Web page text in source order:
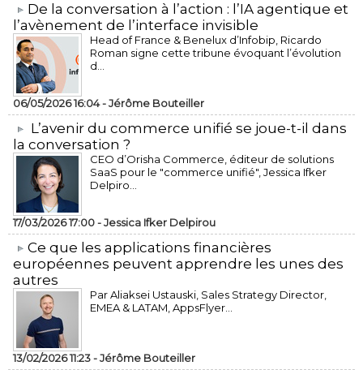
​De la conversation à l’action : l’IA agentique et
l’avènement de l’interface invisible
Head of France & Benelux d’Infobip, Ricardo
Roman signe cette tribune évoquant l’évolution
d...
06/05/2026 16:04 -Jérôme Bouteiller
L’avenir du commerce unifié se joue-t-il dans
la conversation ?
CEO d’Orisha Commerce, éditeur de solutions
SaaS pour le "commerce unifié", Jessica Ifker
Delpiro...
17/03/2026 17:00 -Jessica Ifker Delpirou
​Ce que les applications financières
européennes peuvent apprendre les unes des
autres
Par Aliaksei Ustauski, Sales Strategy Director,
EMEA & LATAM, AppsFlyer...
13/02/2026 11:23 -Jérôme Bouteiller